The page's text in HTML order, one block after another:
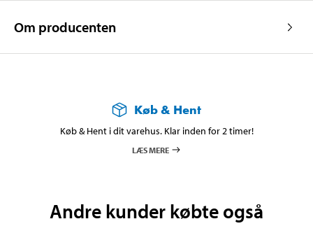
Om producenten
Køb & Hent
Køb & Hent i dit varehus. Klar inden for 2 timer!
LÆS MERE
Andre kunder købte også